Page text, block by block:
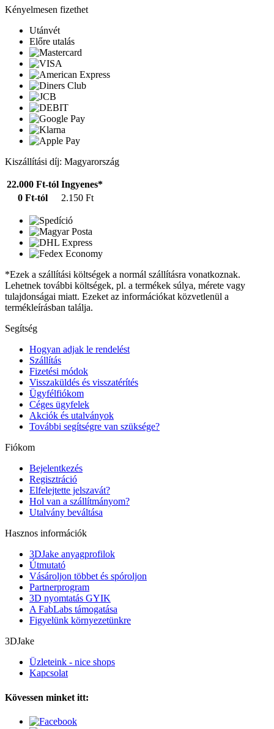
Kényelmesen fizethet
Utánvét
Előre utalás
Kiszállítási díj: Magyarország
22.000 Ft-tól Ingyenes*
0 Ft-tól
2.150 Ft
*Ezek a szállítási költségek a normál szállításra vonatkoznak.
Lehetnek további költségek, pl. a termékek súlya, mérete vagy
tulajdonságai miatt. Ezeket az információkat közvetlenül a
termékleírásban találja.
Segítség
Hogyan adjak le rendelést
Szállítás
Fizetési módok
Visszaküldés és visszatérítés
Ügyfélfiókom
Céges ügyfelek
Akciók és utalványok
További segítségre van szüksége?
Fiókom
Bejelentkezés
Regisztráció
Elfelejtette jelszavát?
Hol van a szállítmányom?
Utalvány beváltása
Hasznos információk
3DJake anyagprofilok
Útmutató
Vásároljon többet és spóroljon
Partnerprogram
3D nyomtatás GYIK
A FabLabs támogatása
Figyelünk környezetünkre
3DJake
Üzleteink - nice shops
Kapcsolat
Kövessen minket itt: